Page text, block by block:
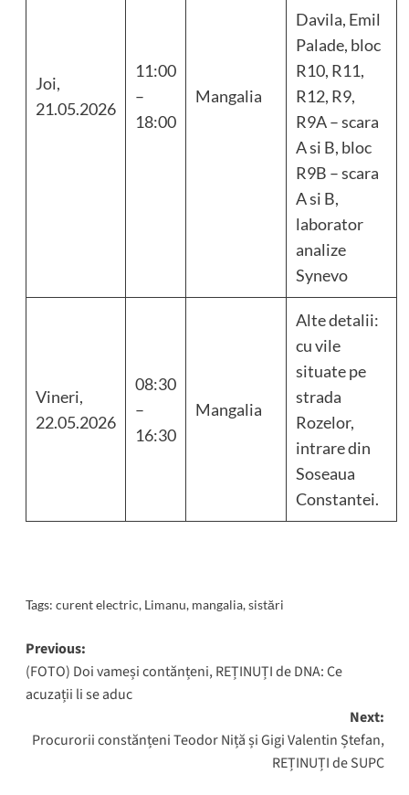
Joi,
21.05.2026
11:00
–
18:00
Mangalia
Davila, Emil
Palade, bloc
R10, R11,
R12, R9,
R9A – scara
A si B, bloc
R9B – scara
A si B,
laborator
analize
Synevo
Vineri,
22.05.2026
08:30
–
16:30
Mangalia
Alte detalii:
cu vile
situate pe
strada
Rozelor,
intrare din
Soseaua
Constantei.
Tags: curent electric, Limanu, mangalia,sistări
Post
navigation
Previous:
(FOTO) Doi vameși contănțeni, REȚINUȚI de DNA: Ce
acuzații li se aduc
Next:
Procurorii constănțeni Teodor Niță și Gigi Valentin Ștefan,
REȚINUȚI de SUPC